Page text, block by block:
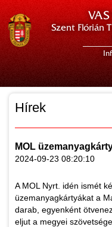
Szent Flórián
Hírek
MOL
2024-09-23 08:20:10
A MOL Nyrt. idén ismét
üzemanyagkártyákat a
darab, egyenként
eljut a megyei